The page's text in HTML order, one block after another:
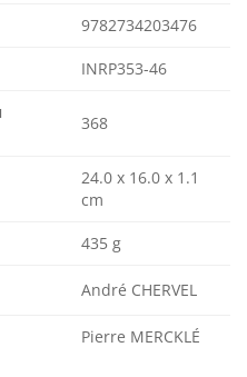
9782734203476
INRP353-46
368
24.0 x 16.0 x 1.1
cm
435 g
André CHERVEL
Pierre MERCKLÉ